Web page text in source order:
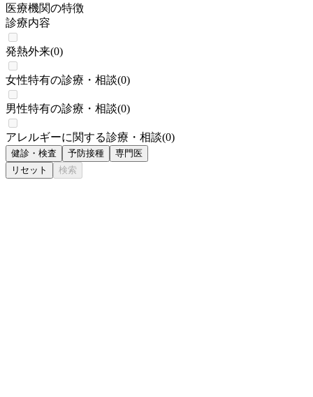
医療機関の特徴
診療内容
発熱外来(0)
女性特有の診療・相談(0)
男性特有の診療・相談(0)
アレルギーに関する診療・相談(0)
健診・検査 予防接種
専門医
リセット
検索